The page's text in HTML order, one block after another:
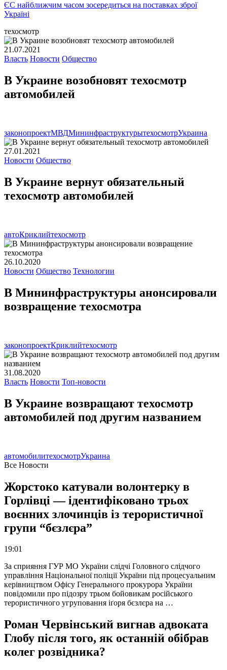
ЄС найближчим часом зосередиться на поставках зброї
Україні
техосмотр
21.07.2021
Власть Новости Общество
В Украине возобновят техосмотр
автомобилей
законопроектМВДМининфраструктурытехосмотрУкраина
27.01.2021
Новости Общество
В Украине вернут обязательный
техосмотр автомобилей
автоКриклийтехосмотр
26.10.2020
Новости Общество Технологии
В Мининфраструктуры анонсировали
возвращение техосмотра
законопроектКриклийтехосмотр
31.08.2020
Власть Новости Топ-новости
В Украине возвращают техосмотр
автомобилей под другим названием
автомобилитехосмотрУкраина
Все Новости
Жорстоко катували волонтерку в
Горлівці — ідентифіковано трьох
воєнних злочинців із терористичної
групи “бєзлєра”
19:01
За сприяння ГУР МО України слідчі Головного слідчого
управління Національної поліції України під процесуальним
керівництвом Офісу Генерального прокурора України
повідомили про підозру трьом бойовикам російського
терористичного угруповання іґоря бєзлєра на …
Роман Червінський вигнав адвоката
Глобу після того, як останній обібрав
колег розвідника?